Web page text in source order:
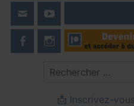
📩 Inscrivez-